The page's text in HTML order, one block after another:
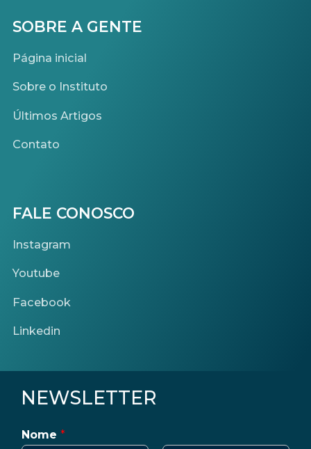
SOBRE A GENTE
Página inicial
Sobre o Instituto
Últimos Artigos
Contato
FALE CONOSCO
Instagram
Youtube
Facebook
Linkedin
NEWSLETTER
Nome *